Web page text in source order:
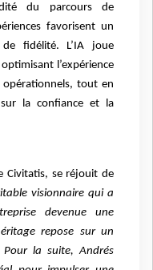
du parcours de
favorisent un
fidélité. L’IA joue
l’expérience
opérationnels, tout en
la confiance et la
Civitatis, se réjouit de
visionnaire qui a
devenue une
repose sur un
Pour la suite, Andrés